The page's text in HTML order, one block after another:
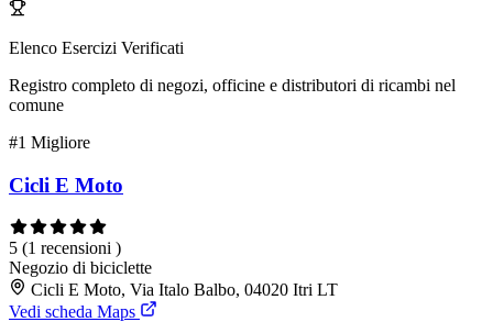
Elenco Esercizi Verificati
Registro completo di negozi, officine e distributori di ricambi nel
comune
#1 Migliore
Cicli E Moto
5 (1 recensioni )
Negozio di biciclette
Cicli E Moto, Via Italo Balbo, 04020 Itri LT
Vedi scheda Maps